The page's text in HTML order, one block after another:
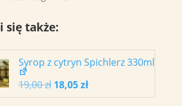
się także:
również “Syrop z cytryn
Syrop z cytryn Spichlerz 330ml
19,00zł Pierwotna
cena
18,05złAktualna